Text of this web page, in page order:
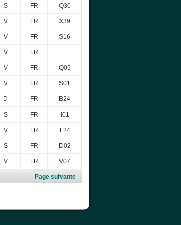
S FR Q30
V FR X39
V FR S16
V FR
V FR Q05
V FR S01
D FR B24
S FR I01
V FR F24
S FR D02
V FR V07
Page suivante